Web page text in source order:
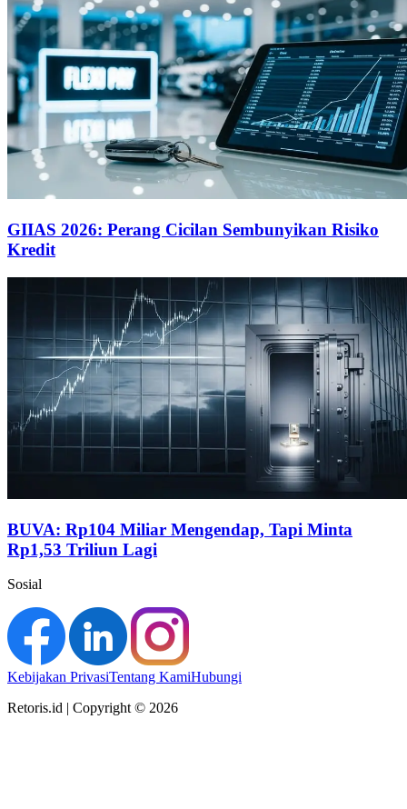
GIIAS 2026: Perang Cicilan Sembunyikan Risiko
Kredit
BUVA: Rp104 Miliar Mengendap, Tapi Minta
Rp1,53 Triliun Lagi
Sosial
Kebijakan PrivasiTentang KamiHubungi
Retoris.id | Copyright © 2026